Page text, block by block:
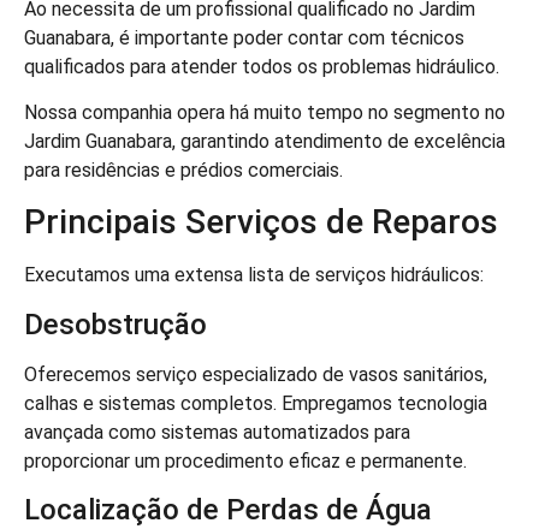
Ao necessita de um profissional qualificado no Jardim
Guanabara, é importante poder contar com técnicos
qualificados para atender todos os problemas hidráulico.
Nossa companhia opera há muito tempo no segmento no
Jardim Guanabara, garantindo atendimento de excelência
para residências e prédios comerciais.
Principais Serviços de Reparos
Executamos uma extensa lista de serviços hidráulicos:
Desobstrução
Oferecemos serviço especializado de vasos sanitários,
calhas e sistemas completos. Empregamos tecnologia
avançada como sistemas automatizados para
proporcionar um procedimento eficaz e permanente.
Localização de Perdas de Água